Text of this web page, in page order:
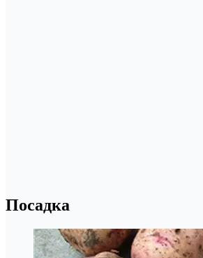
Посадка